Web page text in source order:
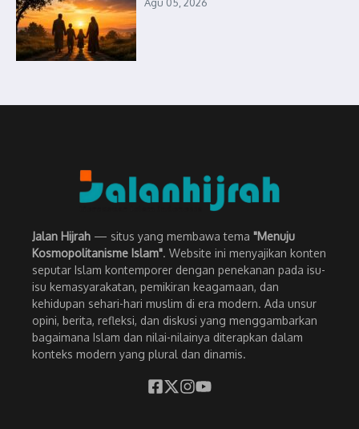
Agu 05, 2026
Jalan Hijrah — situs yang membawa tema "Menuju
Kosmopolitanisme Islam". Website ini menyajikan konten
seputar Islam kontemporer dengan penekanan pada isu-
isu kemasyarakatan, pemikiran keagamaan, dan
kehidupan sehari-hari muslim di era modern. Ada unsur
opini, berita, refleksi, dan diskusi yang menggambarkan
bagaimana Islam dan nilai-nilainya diterapkan dalam
konteks modern yang plural dan dinamis.